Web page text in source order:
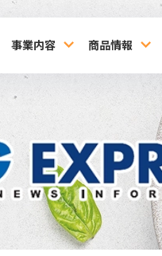
事業内容 商品情報